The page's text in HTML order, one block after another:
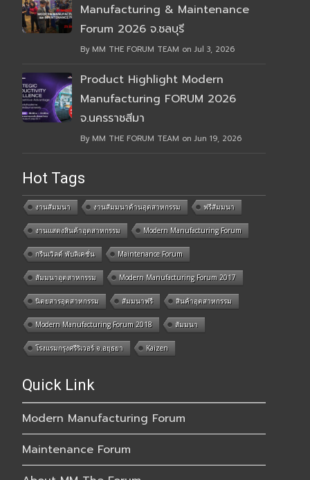
Manufacturing & Maintenance
Forum 2026 จ.ชลบุรี
By MM THE FORUM TEAM on Jul 3, 2026
Product Highlight Modern
Manufacturing FORUM 2026
จ.นครราชสีมา
By MM THE FORUM TEAM on Jun 19, 2026
Hot Tags
งานสัมมนา งานสัมมนาด้านอุตสาหกรรม ฟรีสัมมนา
งานแสดงสินค้าอุตสาหกรรม Modern Manufacturing Forum
กรีนเวิลด์ พับลิเคชั่น Maintenance Forum
สัมมนาอุตสาหกรรม Modern Manufacturing Forum 2017
นิตยสารอุตสาหกรรม สัมมนาฟรี สินค้าอุตสาหกรรม
Modern Manufacturing Forum 2018 สัมมนา
โรงแรมกรุงศรีริเวอร์ จ.อยุธยา Kaizen
Quick Link
Modern Manufacturing Forum
Maintenance Forum